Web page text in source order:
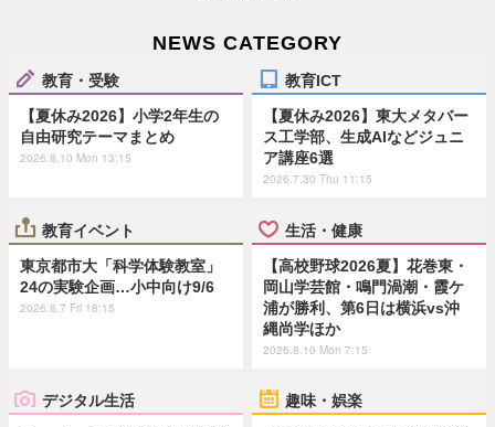
NEWS CATEGORY
教育・受験
【夏休み2026】小学2年生の
自由研究テーマまとめ
2026.8.10 Mon 13:15
教育ICT
【夏休み2026】東大メタバー
ス工学部、生成AIなどジュニ
ア講座6選
2026.7.30 Thu 11:15
教育イベント
東京都市大「科学体験教室」
24の実験企画…小中向け9/6
2026.8.7 Fri 18:15
生活・健康
【高校野球2026夏】花巻東・
岡山学芸館・鳴門渦潮・霞ケ
浦が勝利、第6日は横浜vs沖
縄尚学ほか
2026.8.10 Mon 7:15
デジタル生活 趣味・娯楽